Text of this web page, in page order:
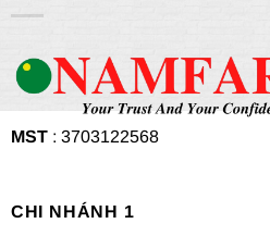
MST: 3703122568
CHI NHÁNH 1